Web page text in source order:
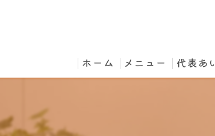
ホーム メニュー 代表あ